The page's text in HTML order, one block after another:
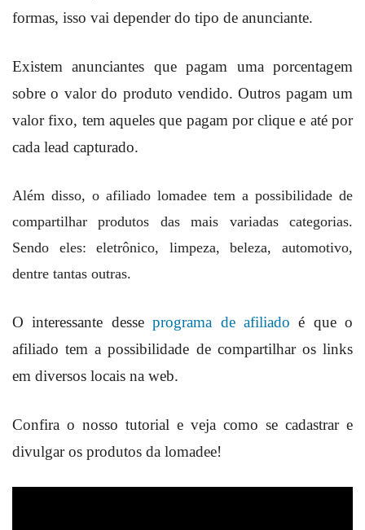
formas, isso vai depender do tipo de anunciante.
Existem anunciantes que pagam uma porcentagem
sobre o valor do produto vendido. Outros pagam um
valor fixo, tem aqueles que pagam por clique e até por
cada lead capturado.
Além disso, o afiliado lomadee tem a possibilidade de
compartilhar produtos das mais variadas categorias.
Sendo eles: eletrônico, limpeza, beleza, automotivo,
dentre tantas outras.
O interessante desseprograma de afiliado é que o
afiliado tem a possibilidade de compartilhar os links
em diversos locais na web.
Confira o nosso tutorial e veja como se cadastrar e
divulgar os produtos da lomadee!